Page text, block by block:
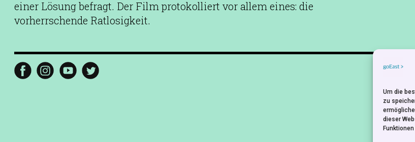
Um die
zu
dieser
einer Lösung befragt. Der Film protokolliert vor allem eines: die
vorherrschende Ratlosigkeit.